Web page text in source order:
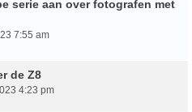
serie aan over fotografen met
7:55 am
de Z8
4:23 pm